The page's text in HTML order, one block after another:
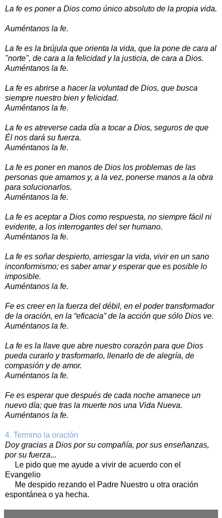
La fe es poner a Dios como único absoluto de la propia vida.
Auméntanos la fe.
La fe es la brújula que orienta la vida, que la pone de cara al
"norte", de cara a la felicidad y la justicia, de cara a Dios.
Auméntanos la fe.
La fe es abrirse a hacer la voluntad de Dios, que busca
siempre nuestro bien y felicidad.
Auméntanos la fe.
La fe es atreverse cada día a tocar a Dios, seguros de que
Él nos dará su fuerza.
Auméntanos la fe.
La fe es poner en manos de Dios los problemas de las
personas que amamos y, a la vez, ponerse manos a la obra
para solucionarlos.
Auméntanos la fe.
La fe es aceptar a Dios como respuesta, no siempre fácil ni
evidente, a los interrogantes del ser humano.
Auméntanos la fe.
La fe es soñar despierto, arriesgar la vida, vivir en un sano
inconformismo; es saber amar y esperar que es posible lo
imposible.
Auméntanos la fe.
Fe es creer en la fuerza del débil, en el poder transformador
de la oración, en la “eficacia” de la acción que sólo Dios ve.
Auméntanos la fe.
La fe es la llave que abre nuestro corazón para que Dios
pueda curarlo y trasformarlo, llenarlo de de alegría, de
compasión y de amor.
Auméntanos la fe.
Fe es esperar que después de cada noche amanece un
nuevo día; que tras la muerte nos una Vida Nueva.
Auméntanos la fe.
4. Termino la oración
Doy gracias a Dios por su compañía, por sus enseñanzas,
por su fuerza...
Le pido que me ayude a vivir de acuerdo con el
Evangelio
Me despido rezando el Padre Nuestro u otra oración
espontánea o ya hecha.